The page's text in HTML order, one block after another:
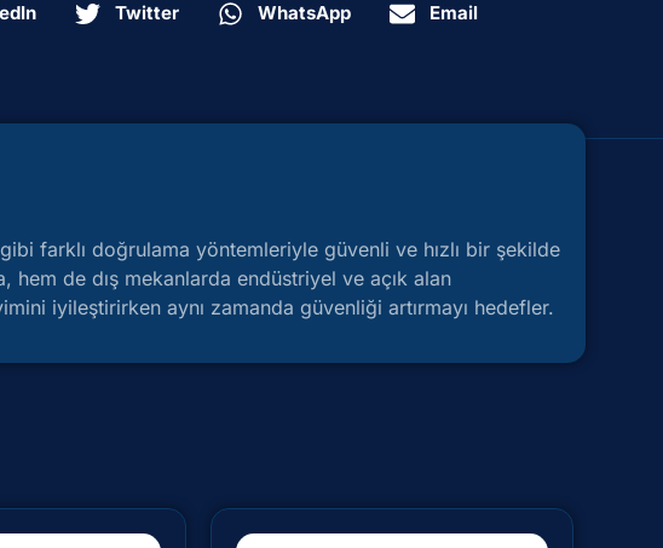
Twitter WhatsApp Email
farklı doğrulama yöntemleriyle güvenli ve hızlı bir şekilde
de dış mekanlarda endüstriyel ve açık alan
iyileştirirken aynı zamanda güvenliği artırmayı hedefler.